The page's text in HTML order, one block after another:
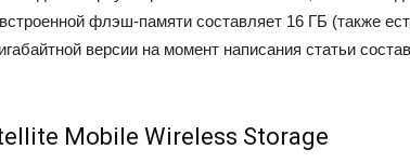
флэш-памяти составляет 16 ГБ (также
версии на момент написания статьи
Mobile Wireless Storage